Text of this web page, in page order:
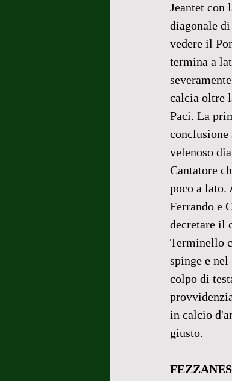
Jeantet con
diagonale
vedere il
termina a
calcia oltre
Paci. La
conclusione
velenoso
Cantatore
poco a lato.
Ferrando e
decretare il
Terminello
spinge e
colpo di
in calcio
giusto.